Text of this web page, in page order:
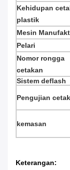
Kehidupan
plastik
Mesin
Pelari
Nomor rongga
cetakan
Sistem deflash
Pengujian
kemasan
Keterangan: